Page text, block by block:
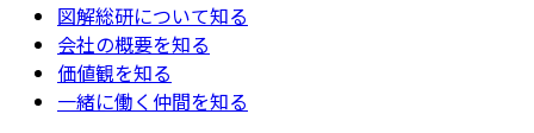
図解総研について知る
会社の概要を知る
価値観を知る
一緒に働く仲間を知る